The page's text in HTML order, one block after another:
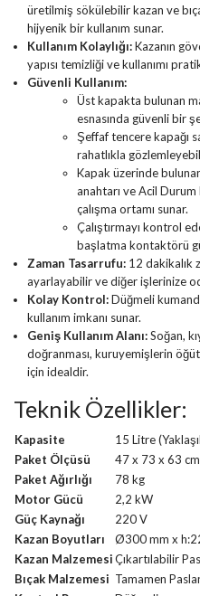
üretilmiş sökülebilir kazan ve
hijyenik bir kullanım sunar.
Kullanım Kolaylığı:Kazanın
yapısı temizliği ve kullanımı
Güvenli Kullanım:
Üst kapakta bulunan
esnasında güvenli bir
Şeffaf tencere kapağı
rahatlıkla
Kapak üzerinde
anahtarı ve Acil
çalışma ortamı sunar.
Çalıştırmayı kontrol
başlatma kontaktörü
Zaman Tasarrufu: 12 dakikalık
ayarlayabilir ve diğer işlerinize
Kolay Kontrol:Düğmeli
kullanım imkanı sunar.
Geniş Kullanım Alanı:Soğan,
doğranması, kuruyemişlerin
için idealdir.
Teknik Özellikler:
Kapasite
15 Litre
Paket Ölçüsü
47 x 73 x 63 cm
Paket Ağırlığı
78 kg
Motor Gücü
2,2 kW
Güç Kaynağı
220 V
Kazan Boyutları
Ø300 mm x
Kazan MalzemesiÇıkartılabilir
Bıçak Malzemesi Tamamen